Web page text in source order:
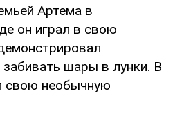
Артема в
он играл в свою
шары в лунки. В
свою необычную